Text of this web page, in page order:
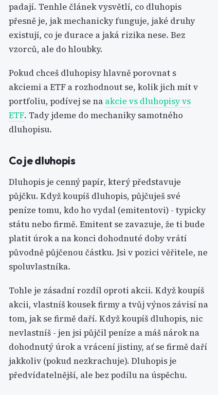
padají. Tenhle článek vysvětlí, co dluhopis
přesně je, jak mechanicky funguje, jaké druhy
existují, co je durace a jaká rizika nese. Bez
vzorců, ale do hloubky.
Pokud chceš dluhopisy hlavně porovnat s
akciemi a ETF a rozhodnout se, kolik jich mít v
portfoliu, podívej se na akcie vs dluhopisy vs
ETF. Tady jdeme do mechaniky samotného
dluhopisu.
Co je dluhopis
Dluhopis je cenný papír, který představuje
půjčku. Když koupíš dluhopis, půjčuješ své
peníze tomu, kdo ho vydal (emitentovi) - typicky
státu nebo firmě. Emitent se zavazuje, že ti bude
platit úrok a na konci dohodnuté doby vrátí
původně půjčenou částku. Jsi v pozici věřitele, ne
spoluvlastníka.
Tohle je zásadní rozdíl oproti akcii. Když koupíš
akcii, vlastníš kousek firmy a tvůj výnos závisí na
tom, jak se firmě daří. Když koupíš dluhopis, nic
nevlastníš - jen jsi půjčil peníze a máš nárok na
dohodnutý úrok a vrácení jistiny, ať se firmě daří
jakkoliv (pokud nezkrachuje). Dluhopis je
předvídatelnější, ale bez podílu na úspěchu.